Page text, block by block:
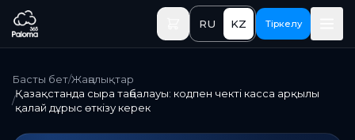
Негізгі мазмұнға өту
RU KZ Тіркелу
Басты бет/Жаңалықтар
/
Қазақстанда сыра таңбалауы: кодпен чекті касса арқылы
қалай дұрыс өткізу керек